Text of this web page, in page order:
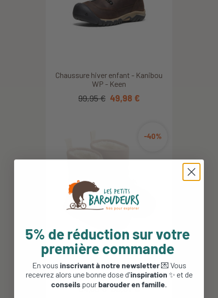
Chaussure hiver enfant - Kanibou
WP - Keen
99,95 € 49,98 €
Bottes fourrées imperméables -
Matt Hybrid Boot -...
-40%
84,95 € 50,97 €
5% de réduction sur votre
première commande
En vous inscrivant à notre newsletter💌 Vous
recevrez alors une bonne dose d'inspiration ✨ et de
conseils pourbarouder en famille.